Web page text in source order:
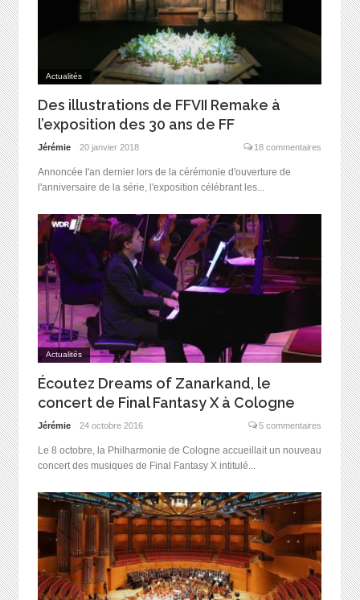
Actualités
Des illustrations de FFVII Remake à
l’exposition des 30 ans de FF
Jérémie 20 janvier 2018 18 commentaires
Annoncée l'an dernier lors de la cérémonie d'ouverture de
l'anniversaire de la série, l'exposition célébrant les...
Actualités
Écoutez Dreams of Zanarkand, le
concert de Final Fantasy X à Cologne
Jérémie 24 octobre 2016 5 commentaires
Le 8 octobre, la Philharmonie de Cologne accueillait un nouveau
concert des musiques de Final Fantasy X intitulé...